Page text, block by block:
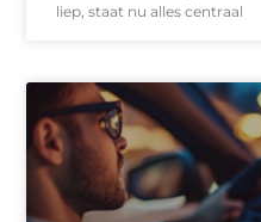
liep, staat nu alles centraal